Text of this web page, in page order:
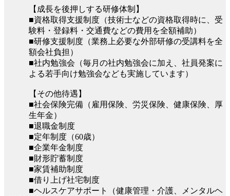
【成長を後押しする研修体制】
■資格取得支援制度（技術士などの資格取得時に、受
験料・登録料・交通費などの費用を全額補助）
■研修支援制度（業務上必要な外部研修の受講料を全
額会社負担）
■社内勉強会（毎月の社内勉強会に加え、社員発案に
よる若手向け勉強会なども実施しています）
【その他待遇】
■社会保険完備（雇用保険、労災保険、健康保険、厚
生年金）
■退職金制度
■定年制度（60歳）
■企業年金制度
■財形貯蓄制度
■家賃補助制度
■借り上げ社宅制度
■ヘルスケアサポート（健康管理・介護、メンタルヘ